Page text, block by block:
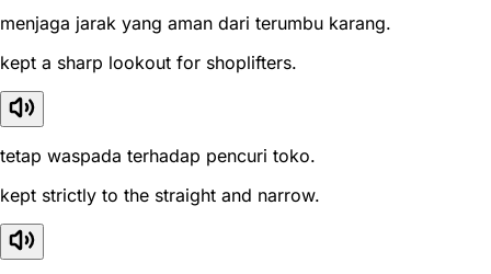
menjaga jarak yang aman dari terumbu karang.
kept a sharp lookout for shoplifters.
tetap waspada terhadap pencuri toko.
kept strictly to the straight and narrow.